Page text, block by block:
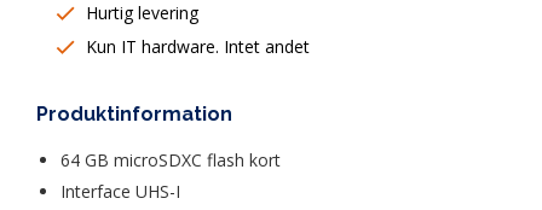
Produktinformation
64 GB microSDXC flash kort
Interface UHS-I
Hurtig levering
Kun IT hardware. Intet andet